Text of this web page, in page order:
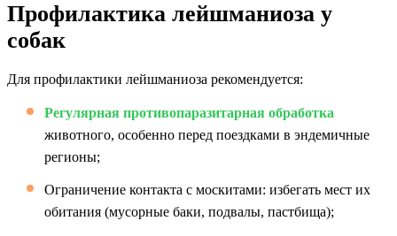
Профилактика лейшманиоза у
собак
Для профилактики лейшманиоза рекомендуется:
Регулярная противопаразитарная обработка
животного, особенно перед поездками в эндемичные
регионы;
Ограничение контакта с москитами: избегать мест их
обитания (мусорные баки, подвалы, пастбища);